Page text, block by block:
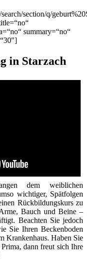
section/q/
summary=“no“
in Starzach
dem weiblichen
wichtiger, Spätfolgen
Rückbildungskurs zu
Bauch und Beine –
Beachten Sie jedoch
Sie Ihren Beckenboden
Krankenhaus. Haben Sie
dann freut sich Ihre